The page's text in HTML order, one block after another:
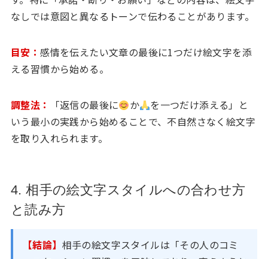
なしでは意図と異なるトーンで伝わることがあります。
目安：感情を伝えたい文章の最後に1つだけ絵文字を添
える習慣から始める。
調整法： 「返信の最後に か
を一つだけ添える」と
いう最小の実践から始めることで、不自然さなく絵文字
を取り入れられます。
4. 相手の絵文字スタイルへの合わせ方
と読み方
【結論】 相手の絵文字スタイルは「その人のコミ